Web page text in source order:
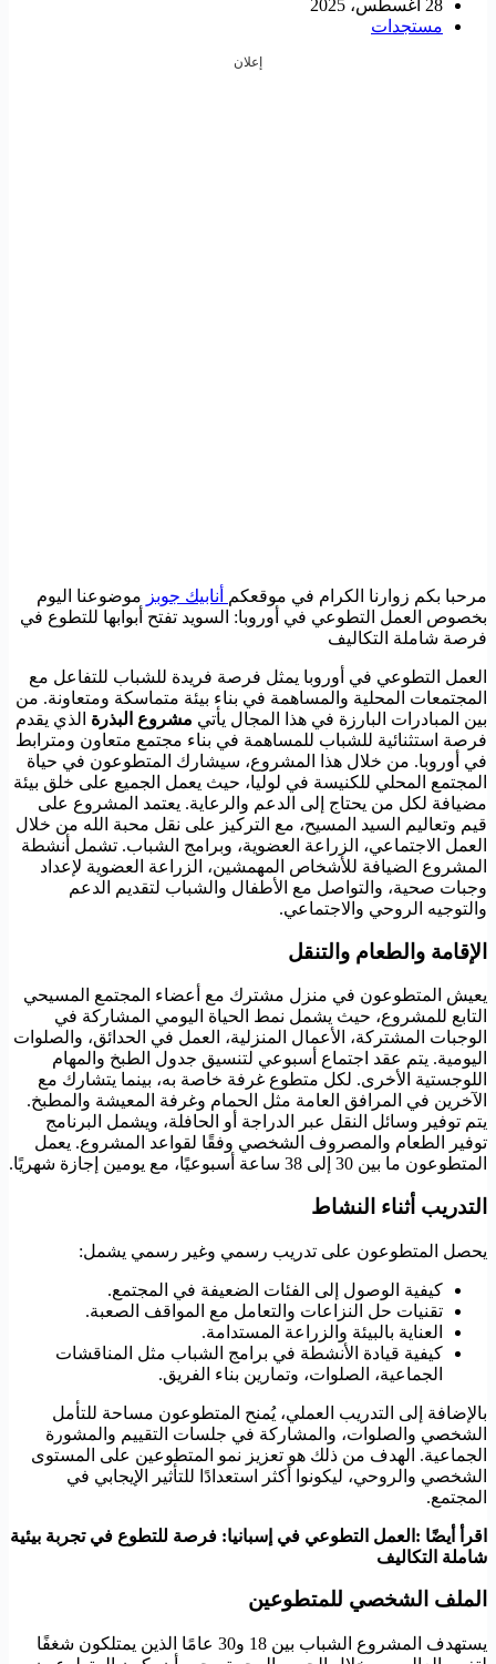
28 أغسطس، 2025
مستجدات
إعلان
مرحبا بكم زوارنا الكرام في موقعكم أنابيك جوبز موضوعنا اليوم
بخصوص العمل التطوعي في أوروبا: السويد تفتح أبوابها للتطوع في
فرصة شاملة التكاليف
العمل التطوعي في أوروبا يمثل فرصة فريدة للشباب للتفاعل مع
المجتمعات المحلية والمساهمة في بناء بيئة متماسكة ومتعاونة. من
بين المبادرات البارزة في هذا المجال يأتي مشروع البذرة الذي يقدم
فرصة استثنائية للشباب للمساهمة في بناء مجتمع متعاون ومترابط
في أوروبا. من خلال هذا المشروع، سيشارك المتطوعون في حياة
المجتمع المحلي للكنيسة في لوليا، حيث يعمل الجميع على خلق بيئة
مضيافة لكل من يحتاج إلى الدعم والرعاية. يعتمد المشروع على
قيم وتعاليم السيد المسيح، مع التركيز على نقل محبة الله من خلال
العمل الاجتماعي، الزراعة العضوية، وبرامج الشباب. تشمل أنشطة
المشروع الضيافة للأشخاص المهمشين، الزراعة العضوية لإعداد
وجبات صحية، والتواصل مع الأطفال والشباب لتقديم الدعم
والتوجيه الروحي والاجتماعي.
الإقامة والطعام والتنقل
يعيش المتطوعون في منزل مشترك مع أعضاء المجتمع المسيحي
التابع للمشروع، حيث يشمل نمط الحياة اليومي المشاركة في
الوجبات المشتركة، الأعمال المنزلية، العمل في الحدائق، والصلوات
اليومية. يتم عقد اجتماع أسبوعي لتنسيق جدول الطبخ والمهام
اللوجستية الأخرى. لكل متطوع غرفة خاصة به، بينما يتشارك مع
الآخرين في المرافق العامة مثل الحمام وغرفة المعيشة والمطبخ.
يتم توفير وسائل النقل عبر الدراجة أو الحافلة، ويشمل البرنامج
توفير الطعام والمصروف الشخصي وفقًا لقواعد المشروع. يعمل
المتطوعون ما بين 30 إلى 38 ساعة أسبوعيًا، مع يومين إجازة شهريًا.
التدريب أثناء النشاط
يحصل المتطوعون على تدريب رسمي وغير رسمي يشمل:
كيفية الوصول إلى الفئات الضعيفة في المجتمع.
تقنيات حل النزاعات والتعامل مع المواقف الصعبة.
العناية بالبيئة والزراعة المستدامة.
كيفية قيادة الأنشطة في برامج الشباب مثل المناقشات
الجماعية، الصلوات، وتمارين بناء الفريق.
بالإضافة إلى التدريب العملي، يُمنح المتطوعون مساحة للتأمل
الشخصي والصلوات، والمشاركة في جلسات التقييم والمشورة
الجماعية. الهدف من ذلك هو تعزيز نمو المتطوعين على المستوى
الشخصي والروحي، ليكونوا أكثر استعدادًا للتأثير الإيجابي في
المجتمع.
اقرأ أيضًا :العمل التطوعي في إسبانيا: فرصة للتطوع في تجربة بيئية
شاملة التكاليف
الملف الشخصي للمتطوعين
يستهدف المشروع الشباب بين 18 و30 عامًا الذين يمتلكون شغفًا